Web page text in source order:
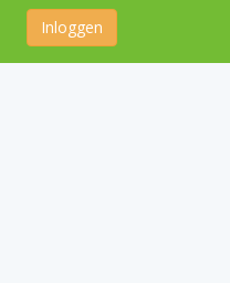
Inloggen